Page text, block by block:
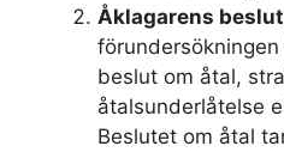
Åklagarens
beslut om åtal,
åtalsunderlåtelse
Beslutet om åtal